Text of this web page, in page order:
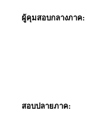
ผู้คุมสอบกลางภาค:
สอบปลายภาค: